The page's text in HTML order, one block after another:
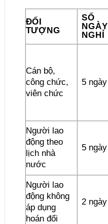
ĐỐI
TƯỢNG
SỐ
NGÀY
NGHỈ
Cán bộ,
công chức,
viên chức
5 ngày
Người lao
động theo
lịch nhà
nước
5 ngày
Người lao
động không
áp dụng
hoán đổi
2 ngày